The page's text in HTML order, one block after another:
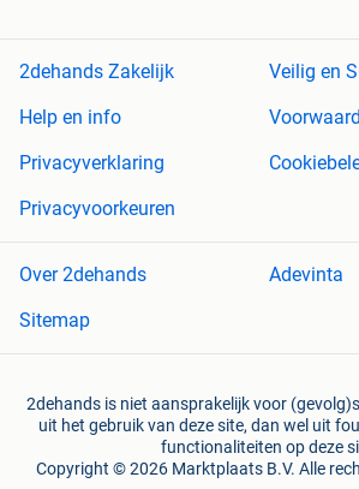
2dehands Zakelijk
Veilig en
Help en info
Privacyverklaring
Privacyvoorkeuren
Over 2dehands
Adevinta
Sitemap
2dehands is niet aansprakelijk voor
uit het gebruik van deze site, dan wel uit
functionaliteiten op deze
Copyright © 2026 Marktplaats B.V. Alle